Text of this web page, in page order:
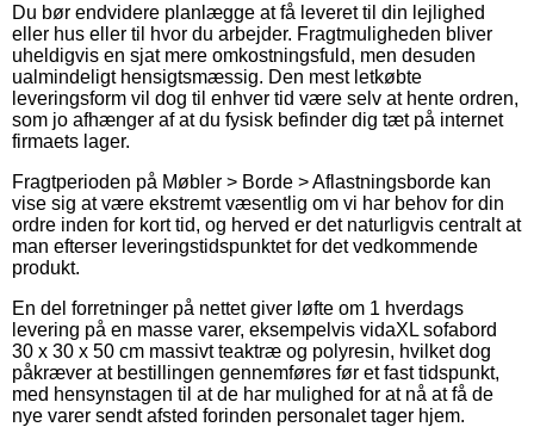
Du bør endvidere planlægge at få leveret til din lejlighed
eller hus eller til hvor du arbejder. Fragtmuligheden bliver
uheldigvis en sjat mere omkostningsfuld, men desuden
ualmindeligt hensigtsmæssig. Den mest letkøbte
leveringsform vil dog til enhver tid være selv at hente ordren,
som jo afhænger af at du fysisk befinder dig tæt på internet
firmaets lager.
Fragtperioden på Møbler > Borde > Aflastningsborde kan
vise sig at være ekstremt væsentlig om vi har behov for din
ordre inden for kort tid, og herved er det naturligvis centralt at
man efterser leveringstidspunktet for det vedkommende
produkt.
En del forretninger på nettet giver løfte om 1 hverdags
levering på en masse varer, eksempelvis vidaXL sofabord
30 x 30 x 50 cm massivt teaktræ og polyresin, hvilket dog
påkræver at bestillingen gennemføres før et fast tidspunkt,
med hensynstagen til at de har mulighed for at nå at få de
nye varer sendt afsted forinden personalet tager hjem.